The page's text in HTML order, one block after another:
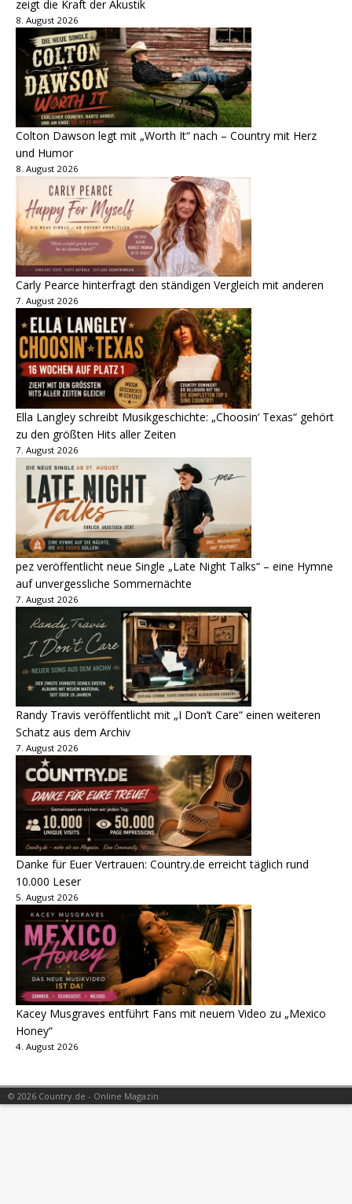
zeigt die Kraft der Akustik
8. August 2026
Colton Dawson legt mit „Worth It“ nach – Country mit Herz
und Humor
8. August 2026
Carly Pearce hinterfragt den ständigen Vergleich mit anderen
7. August 2026
Ella Langley schreibt Musikgeschichte: „Choosin‘ Texas“ gehört
zu den größten Hits aller Zeiten
7. August 2026
pez veröffentlicht neue Single „Late Night Talks“ – eine Hymne
auf unvergessliche Sommernächte
7. August 2026
Randy Travis veröffentlicht mit „I Don’t Care“ einen weiteren
Schatz aus dem Archiv
7. August 2026
Danke für Euer Vertrauen: Country.de erreicht täglich rund
10.000 Leser
5. August 2026
Kacey Musgraves entführt Fans mit neuem Video zu „Mexico
Honey“
4. August 2026
© 2026 Country.de - Online Magazin